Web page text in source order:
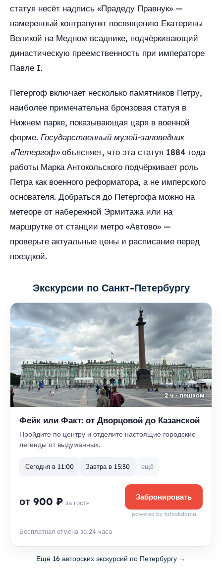
статуя несёт надпись «Прадеду Правнук» —
намеренный контрапункт посвящению Екатерины
Великой на Медном всаднике, подчёркивающий
династическую преемственность при императоре
Павле I.
Петергоф включает несколько памятников Петру,
наиболее примечательна бронзовая статуя в
Нижнем парке, показывающая царя в военной
форме. Государственный музей-заповедник
«Петергоф»объясняет, что эта статуя 1884 года
работы Марка Антокольского подчёркивает роль
Петра как военного реформатора, а не имперского
основателя. Добраться до Петергофа можно на
метеоре от набережной Эрмитажа или на
маршрутке от станции метро «Автово» —
проверьте актуальные цены и расписание перед
поездкой.
Экскурсии по Санкт-Петербургу
2 ч · пешком
Фейк или Факт: от Дворцовой до Казанской
Пройдите по центру и отделите настоящие городские
легенды от выдуманных.
Сегодня в 11:00 Завтра в 15:30 ещё
от 900 ₽ за гостя
Забронировать
powered by tutkakdoma
Бесплатная отмена за 24 часа
Ещё 16 авторских экскурсий по Петербургу →